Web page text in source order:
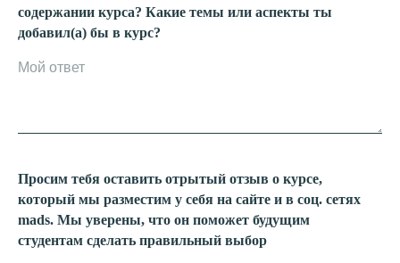
содержании курса? Какие темы или аспекты ты
добавил(а) бы в курс?
Просим тебя оставить отрытый отзыв о курсе,
который мы разместим у себя на сайте и в соц. сетях
mads. Мы уверены, что он поможет будущим
студентам сделать правильный выбор